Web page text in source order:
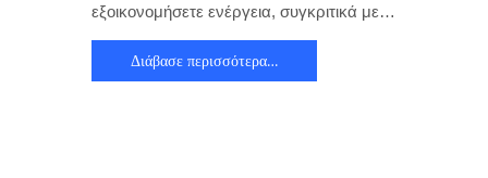
εξοικονομήσετε ενέργεια, συγκριτικά με…
Διάβασε περισσότερα…